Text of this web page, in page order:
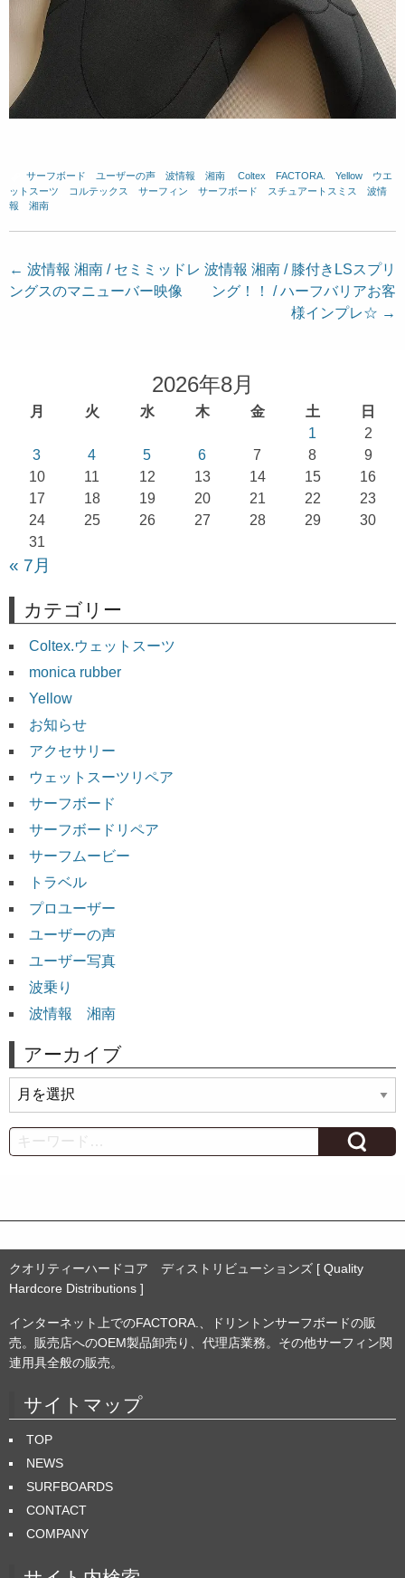
サーフボード ユーザーの声 波情報 湘南 Coltex FACTORA. Yellow
ウエ
ットスーツ
コルテックス サーフィン サーフボード スチュアートスミス
波情
報 湘南
投
稿
← 波情報 湘南 / セミミッドレ
ングスのマニューバー映像
波情報 湘南 / 膝付きLSスプリ
ング！！ / ハーフバリアお客
様インプレ☆ →
2026年8月
月 火 水 木 金 土
日
1
2
3
4 5 6 7 8
9
10
11 12 13 14 15
16
17
18 19 20 21 22
23
24
25 26 27 28 29
30
31
« 7月
カテゴリー
Coltex.ウェットスーツ
monica rubber
Yellow
お知らせ
アクセサリー
ウェットスーツリペア
サーフボード
サーフボードリペア
サーフムービー
トラベル
プロユーザー
ユーザーの声
ユーザー写真
波乗り
波情報 湘南
アーカイブ
ー
カ
イ
Search
クオリティーハードコア ディストリビューションズ [ Quality
Hardcore Distributions ]
インターネット上でのFACTORA.、ドリントンサーフボードの販
売。販売店へのOEM製品卸売り、代理店業務。その他サーフィン関
連用具全般の販売。
サイトマップ
TOP
NEWS
SURFBOARDS
CONTACT
COMPANY